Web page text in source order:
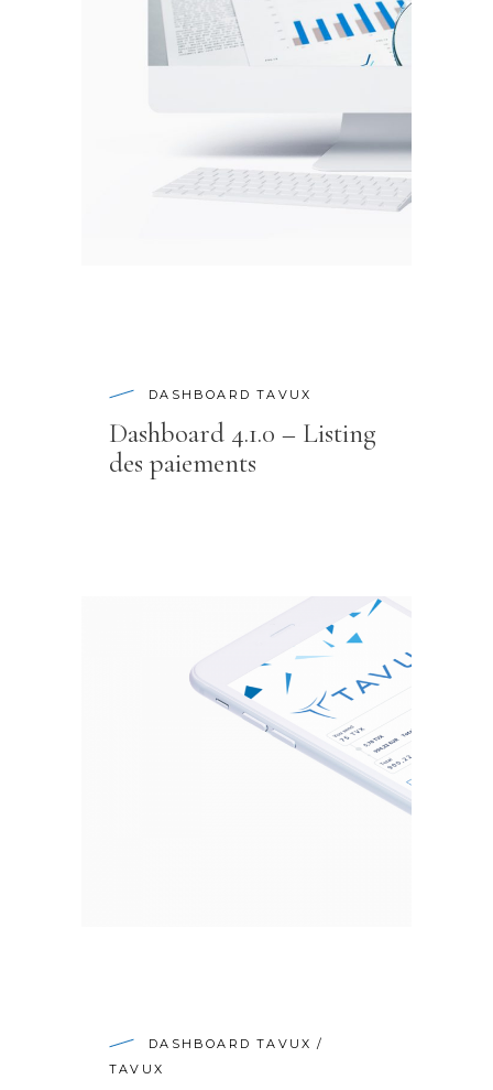
DASHBOARD TAVUX
Dashboard 4.1.0 – Listing
des paiements
DASHBOARD TAVUX /
TAVUX